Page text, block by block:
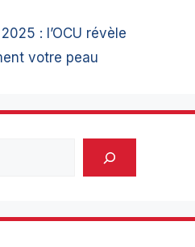
: l’OCU révèle
votre peau